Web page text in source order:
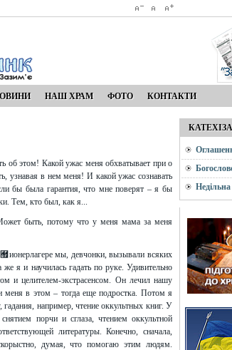
НАШ ХРАМ ФОТО КОНТАКТИ
об этом! Какой ужас меня обхватывает при о
узнавая в нем меня! И какой ужас сознавать
бы была гарантия, что мне поверят – я бы
Тем, кто был, как я...
быть, потому что у меня мама за меня
ионерлагере мы, девчонки, вызывали всяких
я и научилась гадать по руке. Удивительно
и целителем-экстрасенсом. Он лечил нашу
меня в этом – тогда еще подростка. Потом я
гадания, например, чтение оккультных книг. У
порчи и сглаза, чтением оккультной
литературы. Конечно, сначала,
думая, что помогаю этим людям.